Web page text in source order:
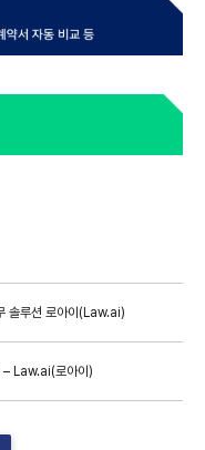
솔루션 로아이(Law.ai)
– Law.ai(로아이)